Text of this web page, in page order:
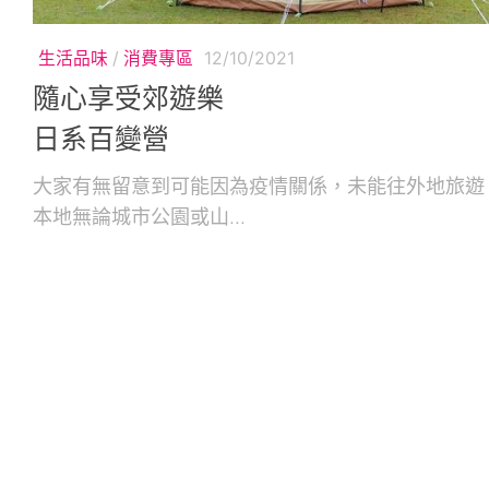
生活品味 / 消費專區 12/10/2021
隨心享受郊遊樂
日系百變營
大家有無留意到可能因為疫情關係，未能往外地旅遊
本地無論城市公園或山...